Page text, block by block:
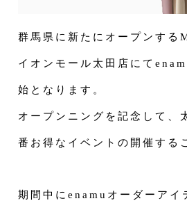
群馬県に新たにオープンする
イオンモール太田店にて
始となります。
オープンニングを記念して、
番お得なイベントの開催する
期間中にenamuオーダーアイ